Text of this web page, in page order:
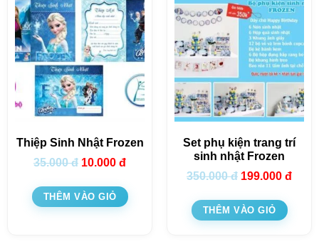
Thiệp Sinh Nhật Frozen
35.000đ 10.000 đ
THÊM VÀO GIỎ
Set phụ kiện trang trí
sinh nhật Frozen
350.000đ 199.000 đ
THÊM VÀO GIỎ